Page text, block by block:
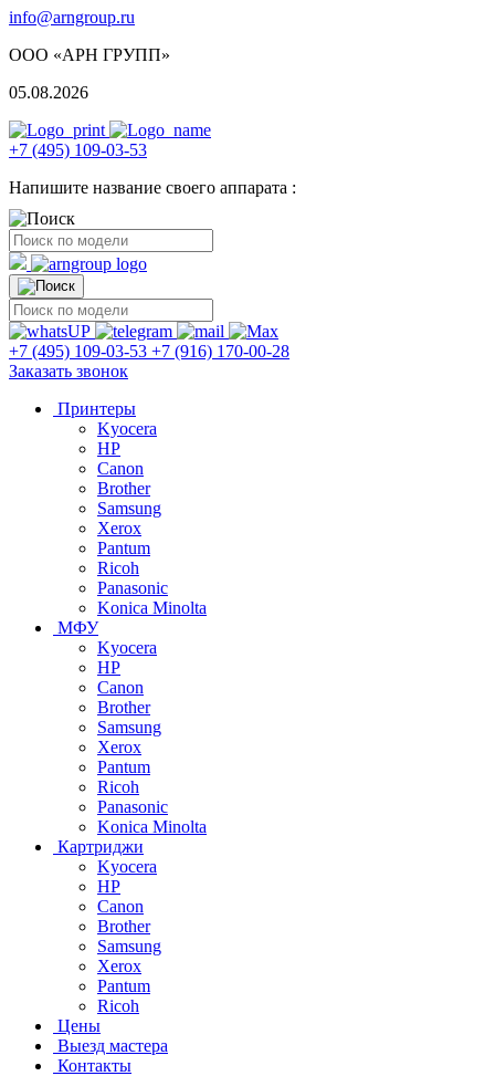
info@arngroup.ru
ООО «АРН ГРУПП»
05.08.2026
+7 (495) 109-03-53
Напишите название своего аппарата :
+7 (495) 109-03-53 +7 (916) 170-00-28
Заказать звонок
Принтеры
Kyocera
HP
Canon
Brother
Samsung
Xerox
Pantum
Ricoh
Panasonic
Konica Minolta
МФУ
Kyocera
HP
Canon
Brother
Samsung
Xerox
Pantum
Ricoh
Panasonic
Konica Minolta
Картриджи
Kyocera
HP
Canon
Brother
Samsung
Xerox
Pantum
Ricoh
Цены
Выезд мастера
Контакты